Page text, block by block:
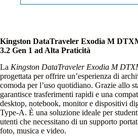
Kingston DataTraveler Exodia M
3.2 Gen 1 ad Alta Praticità
La Kingston DataTraveler Exodia M
progettata per offrire un’esperienza di
comoda per l’uso quotidiano. Grazie allo
garantisce trasferimenti rapidi e una
desktop, notebook, monitor e dispositivi
Type‑A. È una soluzione ideale per
utenti che necessitano di un supporto
foto, musica e video.